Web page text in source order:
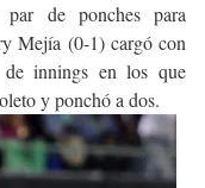
de ponches para
Mejía (0-1) cargó con
innings en los que
y ponchó a dos.